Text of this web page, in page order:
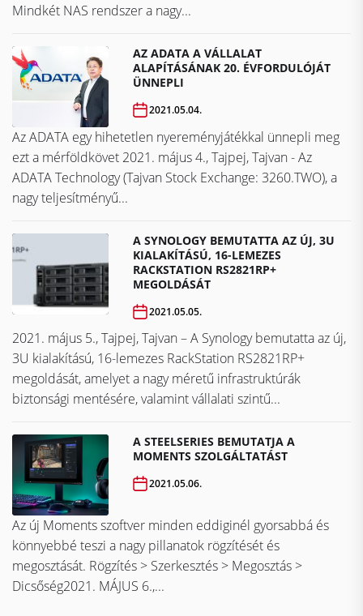
Mindkét NAS rendszer a nagy...
AZ ADATA A VÁLLALAT
ALAPÍTÁSÁNAK 20. ÉVFORDULÓJÁT
ÜNNEPLI
2021.05.04.
Az ADATA egy hihetetlen nyereményjátékkal ünnepli meg
ezt a mérföldkövet ​​​​​​​2021. május 4., Tajpej, Tajvan - Az
ADATA Technology (Tajvan Stock Exchange: 3260.TWO), a
nagy teljesítményű...
A SYNOLOGY BEMUTATTA AZ ÚJ, 3U
KIALAKÍTÁSÚ, 16-LEMEZES
RACKSTATION RS2821RP+
MEGOLDÁSÁT
2021.05.05.
2021. május 5., Tajpej, Tajvan – A Synology bemutatta az új,
3U kialakítású, 16-lemezes RackStation RS2821RP+
megoldását, amelyet a nagy méretű infrastruktúrák
biztonsági mentésére, valamint vállalati szintű...
A STEELSERIES BEMUTATJA A
MOMENTS SZOLGÁLTATÁST
2021.05.06.
Az új Moments szoftver minden eddiginél gyorsabbá és
könnyebbé teszi a nagy pillanatok rögzítését és
megosztását. Rögzítés > Szerkesztés > Megosztás >
Dicsőség2021. MÁJUS 6.,...